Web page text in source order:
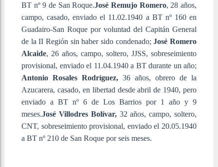
BT nº 9 de San Roque.José Remujo Romero, 28 años,
campo, casado, enviado el 11.02.1940 a BT nº 160 en
Guadairo-San Roque por voluntad del Capitán General
de la II Región sin haber sido condenado;José Romero
Alcaide, 26 años, campo, soltero, JJSS, sobreseimiento
provisional, enviado el 11.04.1940 a BT durante un año;
Antonio Rosales Rodríguez, 36 años, obrero de la
Azucarera, casado, en libertad desde abril de 1940, pero
enviado a BT nº 6 de Los Barrios por 1 año y 9
meses.José Villodres Bolívar,32 años, campo, soltero,
CNT, sobreseimiento provisional, enviado el 20.05.1940
a BT nº 210 de San Roque por seis meses.